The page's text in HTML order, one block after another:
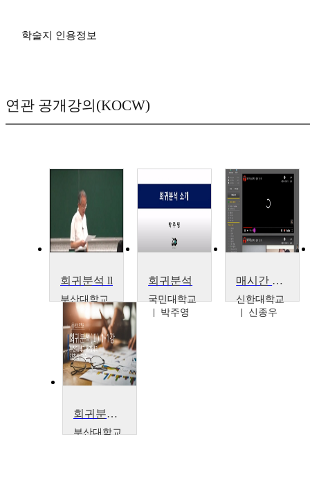
학술지 인용정보
연관 공개강의(KOCW)
회귀분석 ll
부산대학교
김충락
회귀분석
국민대학교
박주영
매시간 수업평가로 학생들의 수업 만족도를 높일 수 있는 미남교수의 교수법
신한대학교
신종우
회귀분석(I)
부산대학교